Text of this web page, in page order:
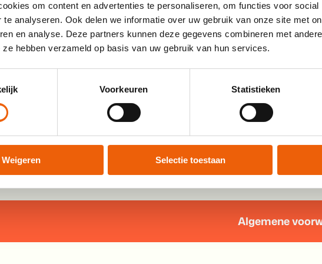
om content en advertenties te personaliseren, om functies voor
te analyseren. Ook delen we informatie over uw gebruik van onze site met
en analyse. Deze partners kunnen deze gegevens combineren met
hebben verzameld op basis van uw gebruik van hun services.
Voorkeuren Statistieken
Weigeren Selectie toestaan
Algemene